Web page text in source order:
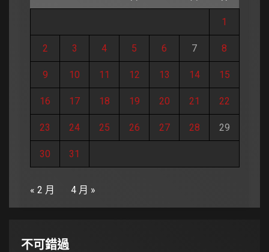
1
2 3 4 5 6 7 8
9 10 11 12 13 14 15
16 17 18 19 20 21 22
23 24 25 26 27 28 29
30 31
« 2 月 4 月 »
不可錯過